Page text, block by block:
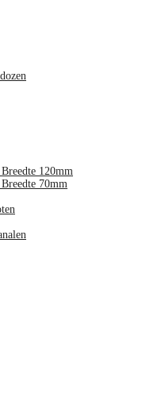
120mm
70mm